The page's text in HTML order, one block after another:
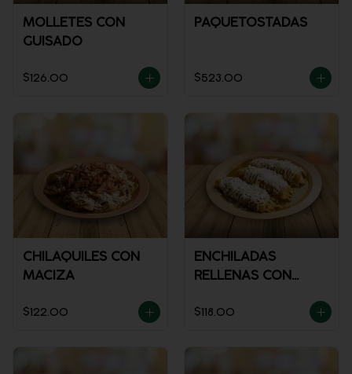
MOLLETES CON
GUISADO
$126.00
PAQUETOSTADAS
$523.00
CHILAQUILES CON
MACIZA
$122.00
ENCHILADAS
RELLENAS CON
$118.00